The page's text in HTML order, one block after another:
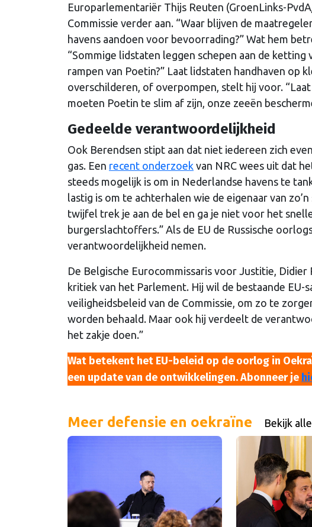
Europarlementariër Thijs Reuten (GroenLinks-
Commissie verder aan. “Waar blijven de
havens aandoen voor bevoorrading?” Wat hem
“Sommige lidstaten leggen schepen aan de
rampen van Poetin?” Laat lidstaten handhaven op
overschilderen, of overpompen, stelt hij voor.
moeten Poetin te slim af zijn, onze zeeën
Gedeelde verantwoordelijkheid
Ook Berendsen stipt aan dat niet iedereen zich
gas. Een recent onderzoek van NRC wees uit dat
steeds mogelijk is om in Nederlandse havens te
lastig is om te achterhalen wie de eigenaar van
twijfel trek je aan de bel en ga je niet voor het
burgerslachtoffers.” Als de EU de Russische
verantwoordelijkheid nemen.
De Belgische Eurocommissaris voor Justitie,
kritiek van het Parlement. Hij wil de bestaande
veiligheidsbeleid van de Commissie, om zo te
worden behaald. Maar ook hij verdeelt de
het zakje doen.”
Wat betekent het EU-beleid op de oorlog in
een update van de ontwikkelingen. Abonneer je
Meer defensie en oekraïne Bekijk